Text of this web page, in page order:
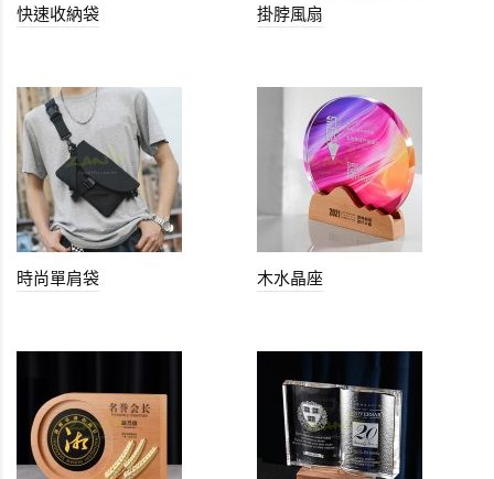
快速收納袋 掛脖風扇
時尚單肩袋 木水晶座